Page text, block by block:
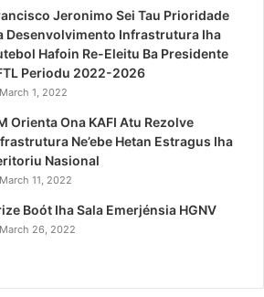
Jeronimo Sei Tau Prioridade
Desenvolvimento Infrastrutura Iha
Hafoin Re-Eleitu Ba Presidente
Periodu 2022-2026
March 1, 2022
Orienta Ona KAFI Atu Rezolve
Ne’ebe Hetan Estragus Iha
Nasional
March 11, 2022
Boót Iha Sala Emerjénsia HGNV
March 26, 2022